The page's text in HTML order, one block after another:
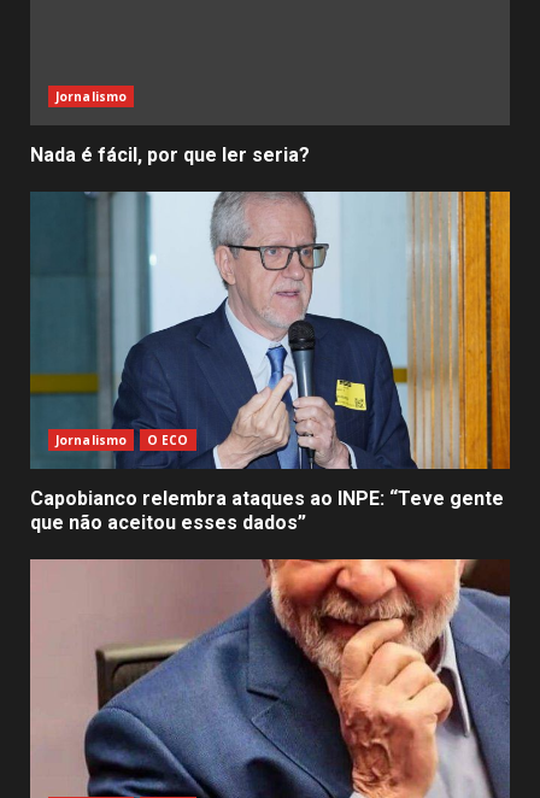
Jornalismo
Nada é fácil, por que ler seria?
Jornalismo O ECO
Capobianco relembra ataques ao INPE: “Teve gente
que não aceitou esses dados”